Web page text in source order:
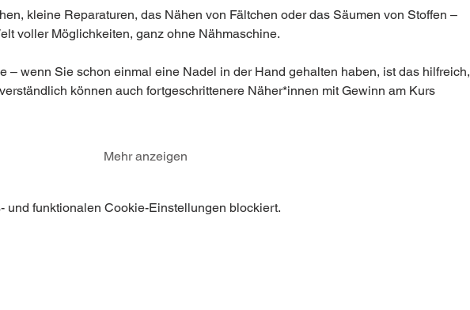
kleine Reparaturen, das Nähen von Fältchen oder das Säumen von Stoffen –
voller Möglichkeiten, ganz ohne Nähmaschine.
– wenn Sie schon einmal eine Nadel in der Hand gehalten haben, ist das hilfreich,
können auch fortgeschrittenere Näher*innen mit Gewinn am Kurs
Mehr anzeigen
und funktionalen Cookie-Einstellungen blockiert.